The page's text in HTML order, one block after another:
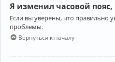
Я изменил часовой
Если вы уверены, что правильно
проблемы.
Вернуться к началу